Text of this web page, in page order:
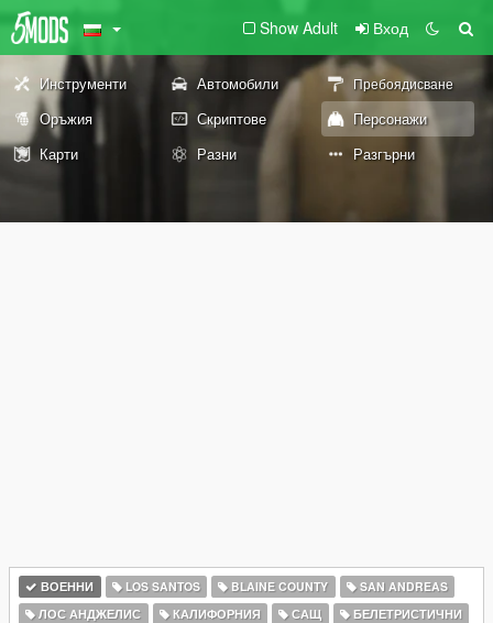
Show Adult Вход
Инструменти Автомобили Пребоядисване
Оръжия Скриптове
Персонажи
Карти
Разни Разгърни
ВОЕННИ LOS SANTOS BLAINE COUNTY
SAN ANDREAS
ЛОС АНДЖЕЛИС
КАЛИФОРНИЯ САЩ
БЕЛЕТРИСТИЧНИ